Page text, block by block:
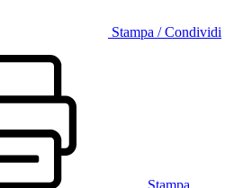
Stampa / Condividi
Stampa